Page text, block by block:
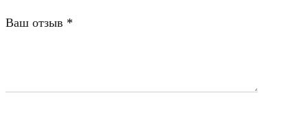
Ваш отзыв *